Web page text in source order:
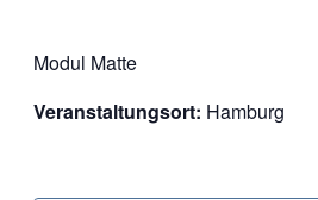
Modul Matte
Veranstaltungsort: Hamburg